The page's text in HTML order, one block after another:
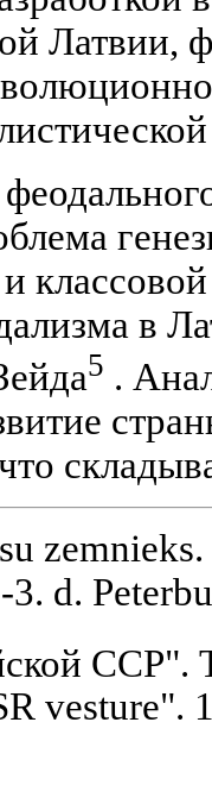
Латвии,
в
5 .
d.
ССР".
vesture".